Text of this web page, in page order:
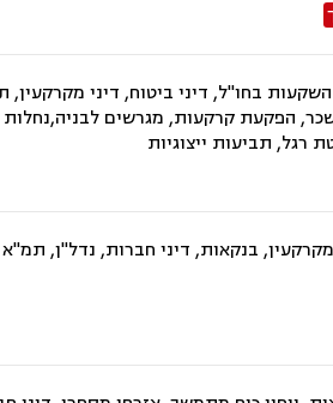
בחו"ל, דיני ביטוח, דיני מקרקעין,
הפקעת קרקעות, מגרשים
נדל"ן, תמ"א 38, מיוסי מקרקעין, ליטגציה, גישור עסקי